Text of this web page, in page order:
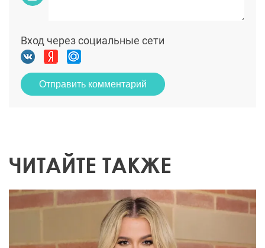
Вход через социальные сети
Отправить комментарий
ЧИТАЙТЕ ТАКЖЕ